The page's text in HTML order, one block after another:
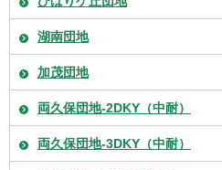
湖南団地
加茂団地
両久保団地-2DKY（中耐）
両久保団地-3DKY（中耐）